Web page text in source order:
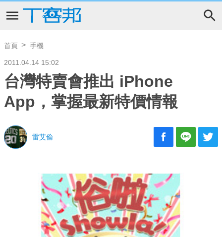
首頁 手機
2011.04.14 15:02
台灣特賣會推出 iPhone
App，掌握最新特價情報
雷艾倫